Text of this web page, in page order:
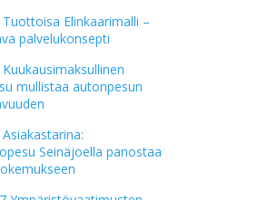
Tuottoisa Elinkaarimalli –
palvelukonsepti
Kuukausimaksullinen
mullistaa autonpesun
Seinäjoella panostaa